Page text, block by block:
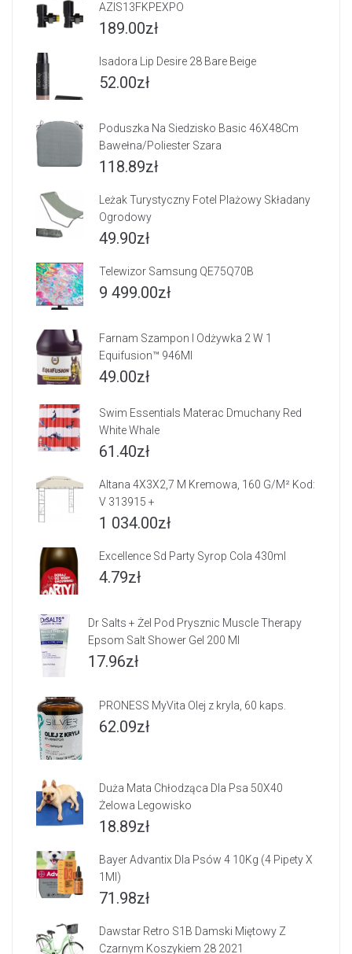
AZIS13FKPEXPO
189.00zł
Isadora Lip Desire 28 Bare Beige
52.00zł
Poduszka Na Siedzisko Basic 46X48Cm
Bawełna/Poliester Szara
118.89zł
Leżak Turystyczny Fotel Plażowy Składany
Ogrodowy
49.90zł
Telewizor Samsung QE75Q70B
9 499.00zł
Farnam Szampon I Odżywka 2 W 1
Equifusion™ 946Ml
49.00zł
Swim Essentials Materac Dmuchany Red
White Whale
61.40zł
Altana 4X3X2,7 M Kremowa, 160 G/M² Kod:
V 313915 +
1 034.00zł
Excellence Sd Party Syrop Cola 430ml
4.79zł
Dr Salts + Żel Pod Prysznic Muscle Therapy
Epsom Salt Shower Gel 200 Ml
17.96zł
PRONESS MyVita Olej z kryla, 60 kaps.
62.09zł
Duża Mata Chłodząca Dla Psa 50X40
Żelowa Legowisko
18.89zł
Bayer Advantix Dla Psów 4 10Kg (4 Pipety X
1Ml)
71.98zł
Dawstar Retro S1B Damski Miętowy Z
Czarnym Koszykiem 28 2021